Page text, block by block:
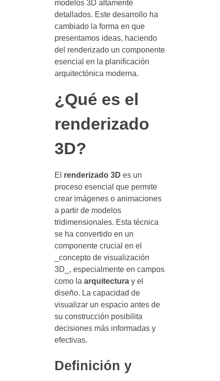
modelos 3D altamente
detallados. Este desarrollo ha
cambiado la forma en que
presentamos ideas, haciendo
del renderizado un componente
esencial en la planificación
arquitectónica moderna.
¿Qué es el
renderizado
3D?
El renderizado 3D es un
proceso esencial que permite
crear imágenes o animaciones
a partir de modelos
tridimensionales. Esta técnica
se ha convertido en un
componente crucial en el
_concepto de visualización
3D_, especialmente en campos
como la arquitecturay el
diseño. La capacidad de
visualizar un espacio antes de
su construcción posibilita
decisiones más informadas y
efectivas.
Definición y